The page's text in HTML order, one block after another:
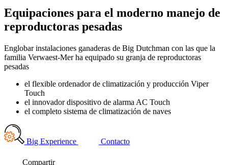
Equipaciones para el moderno manejo de
reproductoras pesadas
Englobar instalaciones ganaderas de Big Dutchman con las que la
familia Verwaest-Mer ha equipado su granja de reproductoras
pesadas
el flexible ordenador de climatización y producción Viper
Touch
el innovador dispositivo de alarma AC Touch
el completo sistema de climatización de naves
Big Experience Contacto
Compartir